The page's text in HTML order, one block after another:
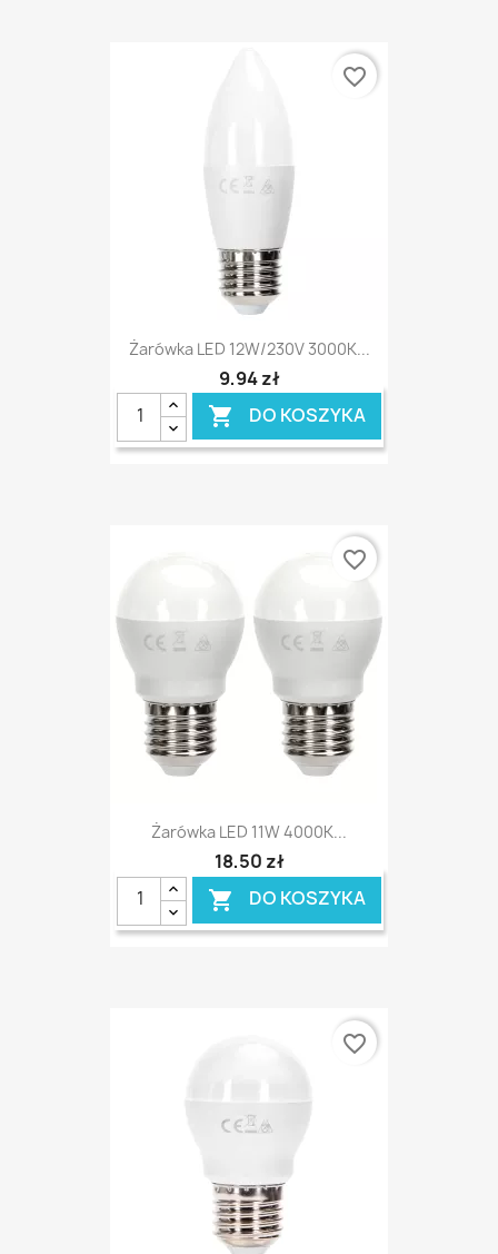
Żarówka LED 12W/230V 3000K...
9,94 zł
 DO KOSZYKA
favorite_border
Żarówka LED 11W 4000K...
18,50 zł
 DO KOSZYKA
favorite_border
favorite_border